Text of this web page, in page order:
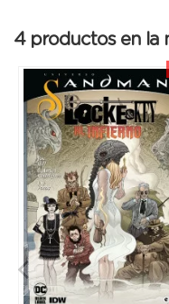
Bergara, Marcio
números 1 a 6 de la
Universe Presents:
original de Los
4 productos en la